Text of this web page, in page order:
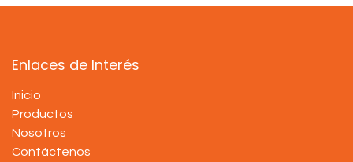
Enlaces de Interés
Inicio
Productos
Nosotros
Contáctenos